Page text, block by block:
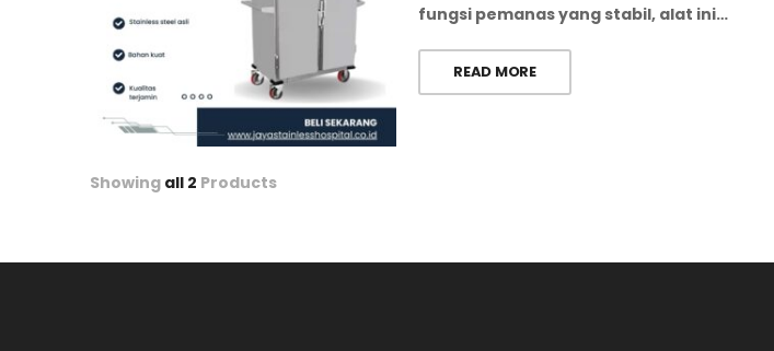
fungsi pemanas yang stabil, alat ini…
READ MORE
Showing all 2 Products